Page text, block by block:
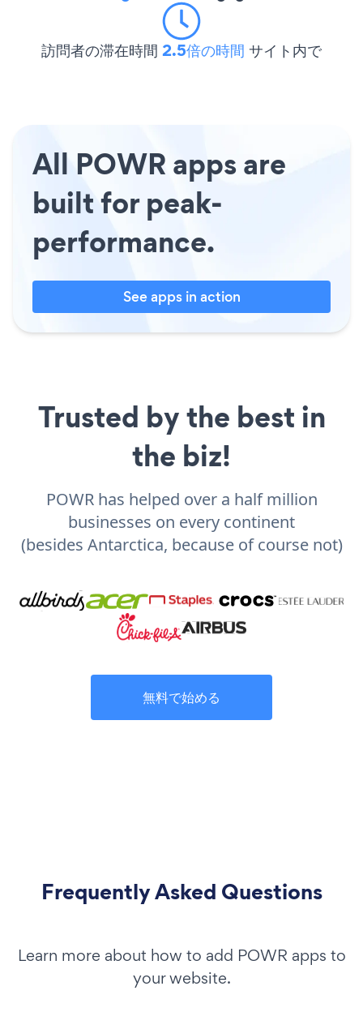
訪問者の滞在時間 2.5倍の時間 サイト内で
All POWR apps are
built for peak-
performance.
See apps in action
Trusted by the best in
the biz!
POWR has helped over a half million
businesses on every continent
(besides Antarctica, because of course not)
無料で始める
Frequently Asked Questions
Learn more about how to add POWR apps to
your website.